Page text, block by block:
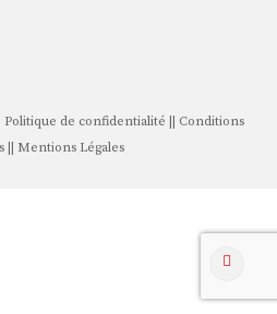
Politique de confidentialité
Conditions
|| Mentions Légales